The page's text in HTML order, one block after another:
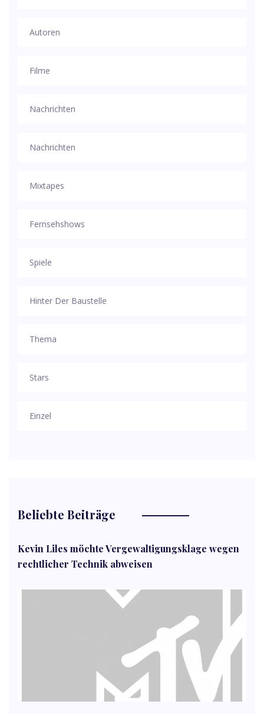
Autoren
Filme
Nachrichten
Nachrichten
Mixtapes
Fernsehshows
Spiele
Hinter Der Baustelle
Thema
Stars
Einzel
Beliebte Beiträge
Kevin Liles möchte Vergewaltigungsklage wegen
rechtlicher Technik abweisen